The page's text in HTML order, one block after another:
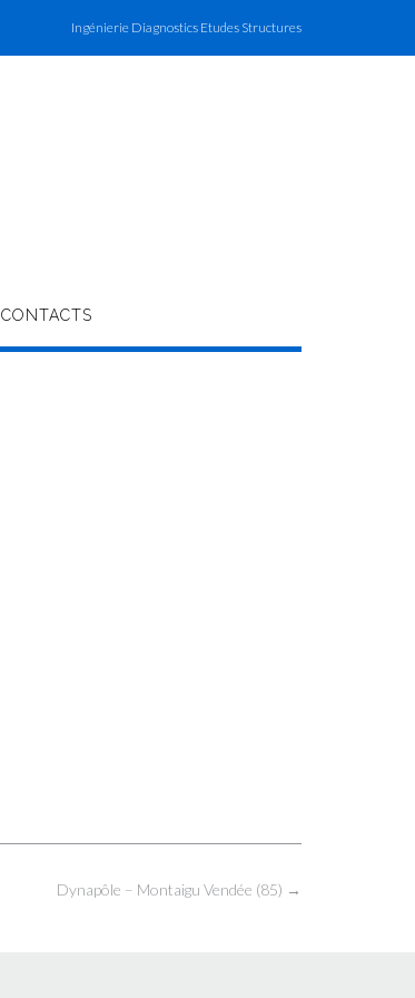
Ingénierie Diagnostics Etudes Structures
CONTACTS
Dynapôle – Montaigu Vendée (85) →